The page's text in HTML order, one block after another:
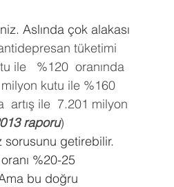
Aslında çok alakası
tüketimi
ile   %120  oranında
milyon kutu ile %160
artış ile  7.201 milyon
raporu)
sorusunu getirebilir.
%20-25
bu doğru